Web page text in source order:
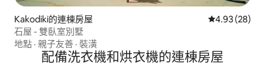
Kakodiki的連棟房屋 從 28 則評價
4.93 (28)
石屋 - 雙臥室別墅
地點 · 親子友善 · 裝潢
配備洗衣機和烘衣機的連棟房屋